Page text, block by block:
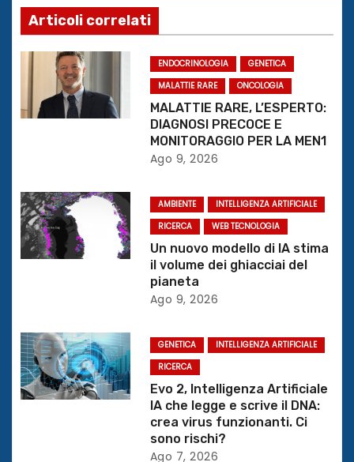
a
z
i
o
a
r
c
o
Articoli correlati
ENDOCRINOLOGIA
GENETICA
MALATTIE RARE
ONCOLOGIA
MALATTIE RARE, L’ESPERTO:
DIAGNOSI PRECOCE E
MONITORAGGIO PER LA MEN1
Ago 9, 2026
AMBIENTE
INTELLIGENZA ARTIFICIALE
RICERCA
WEB TECNOLOGIA
Un nuovo modello di IA stima
il volume dei ghiacciai del
pianeta
Ago 9, 2026
GENETICA
INTELLIGENZA ARTIFICIALE
RICERCA
Evo 2, Intelligenza Artificiale
IA che legge e scrive il DNA:
crea virus funzionanti. Ci
sono rischi?
Ago 7, 2026